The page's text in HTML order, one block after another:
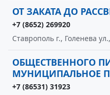
ОТ ЗАКАТА ДО
+7 (8652) 269920
Ставрополь г., Голенева
ОБЩЕСТВЕННОГО
МУНИЦИПАЛЬНОЕ
+7 (86531) 31923